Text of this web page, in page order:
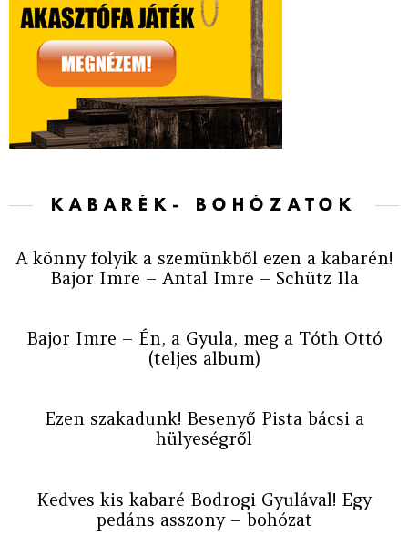
KABARÉK- BOHÓZATOK
A könny folyik a szemünkből ezen a kabarén!
Bajor Imre – Antal Imre – Schütz Ila
Bajor Imre – Én, a Gyula, meg a Tóth Ottó
(teljes album)
Ezen szakadunk! Besenyő Pista bácsi a
hülyeségről
Kedves kis kabaré Bodrogi Gyulával! Egy
pedáns asszony – bohózat